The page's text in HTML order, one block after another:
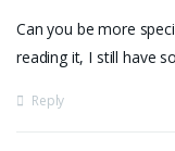
Can you be more
reading it, I still have
Reply